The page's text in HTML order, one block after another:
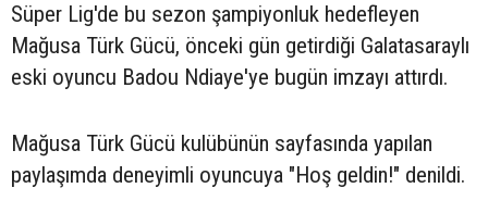
Süper Lig'de bu sezon şampiyonluk hedefleyen
Mağusa Türk Gücü, önceki gün getirdiği Galatasaraylı
eski oyuncu Badou Ndiaye'ye bugün imzayı attırdı.
Mağusa Türk Gücü kulübünün sayfasında yapılan
paylaşımda deneyimli oyuncuya "Hoş geldin!" denildi.